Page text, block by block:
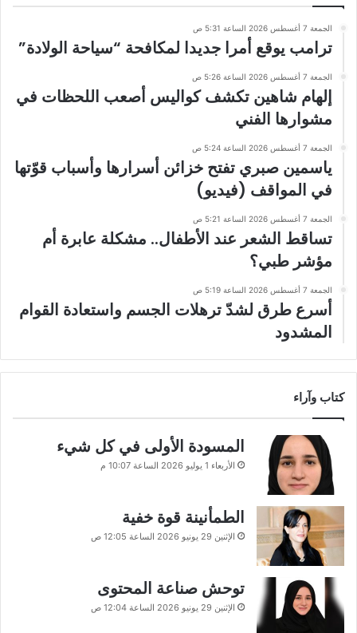
الجمعة 7 أغسطس 2026 الساعة 5:31 ص
ترامب يوقع أمرا جديدا لمكافحة “سياحة الولادة”
الجمعة 7 أغسطس 2026 الساعة 5:26 ص
إلهام شاهين تكشف كواليس أصعب اللحظات في
مشوارها الفني
الجمعة 7 أغسطس 2026 الساعة 5:24 ص
ياسمين صبري تفتح خزائن أسرارها وأسباب قوّتها
في المواقف (فيديو)
الجمعة 7 أغسطس 2026 الساعة 5:21 ص
تساقط الشعر عند الأطفال.. مشكلة عابرة أم
مؤشر طبي؟
الجمعة 7 أغسطس 2026 الساعة 5:19 ص
أسرع طرق لشدّ ترهلات الجسم واستعادة القوام
المشدود
كتاب وآراء
المسودة الأولى في كل شيء
الأربعاء 1 يوليو 2026 الساعة 10:07 م
الطمأنينة قوة خفية
الإثنين 29 يونيو 2026 الساعة 12:05 ص
توحش صناعة المحتوى
الإثنين 29 يونيو 2026 الساعة 12:04 ص